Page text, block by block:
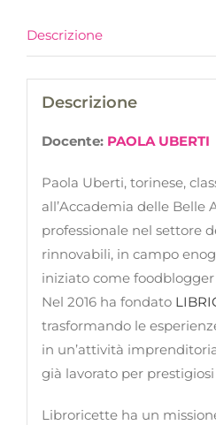
Descrizione
Descrizione
Docente: PAOLA UBERTI
Paola Uberti, torinese,
all’Accademia delle Belle
professionale nel settore
rinnovabili, in campo
iniziato come foodblogger
Nel 2016 ha fondato
trasformando le
in un’attività
già lavorato per
Libroricette ha un